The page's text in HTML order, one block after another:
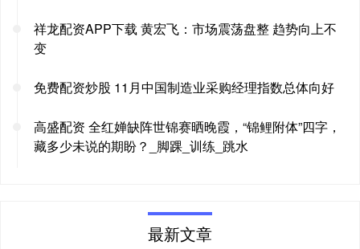
祥龙配资APP下载 黄宏飞：市场震荡盘整 趋势向上不
变
免费配资炒股 11月中国制造业采购经理指数总体向好
高盛配资 全红婵缺阵世锦赛晒晚霞，“锦鲤附体”四字，
藏多少未说的期盼？_脚踝_训练_跳水
最新文章